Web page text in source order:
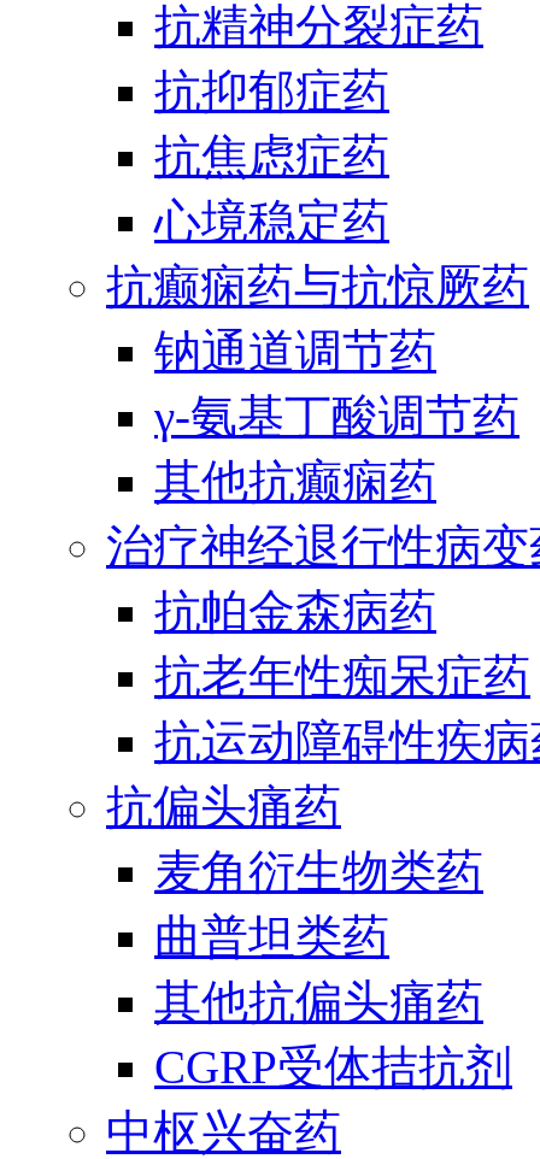
抗精神分裂症药
抗抑郁症药
抗焦虑症药
心境稳定药
抗癫痫药与抗惊厥药
钠通道调节药
γ-氨基丁酸调节药
其他抗癫痫药
治疗神经退行性病
抗帕金森病药
抗老年性痴呆症药
抗运动障碍性疾
抗偏头痛药
麦角衍生物类药
曲普坦类药
其他抗偏头痛药
CGRP受体拮抗剂
中枢兴奋药